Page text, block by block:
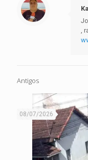
,
Antigos
08/07/2026